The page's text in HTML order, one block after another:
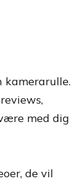
kamerarulle.
med dig
de vil